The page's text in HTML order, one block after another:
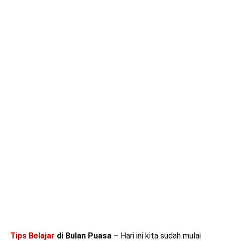
Tips Belajar di Bulan Puasa – Hari ini kita sudah mulai